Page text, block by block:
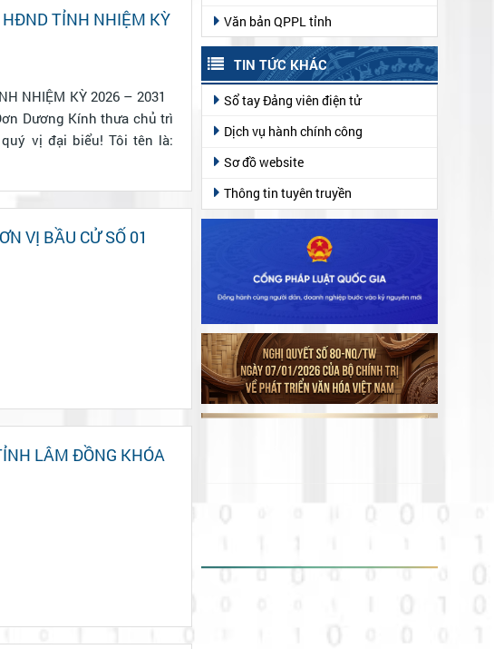
HĐND TỈNH NHIỆM KỲ
VỊ BẦU CỬ SỐ 01
LÂM ĐỒNG KHÓA
Văn bản QPPL tỉnh
TIN TỨC KHÁC
Sổ tay Đảng viên điện tử
Dịch vụ hành chính công
Sơ đồ website
Thông tin tuyên truyền